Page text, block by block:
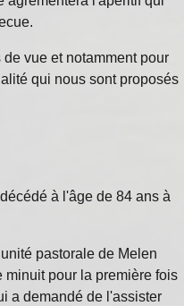
vue et notamment pour
qui nous sont proposés
à l'âge de 84 ans à
pastorale de Melen
minuit pour la première fois
a demandé de l'assister